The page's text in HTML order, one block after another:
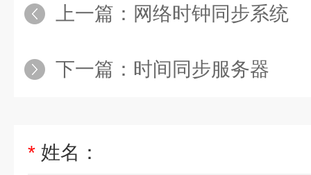
上一篇： 网络时钟同步系统
下一篇： 时间同步服务器
* 姓名：